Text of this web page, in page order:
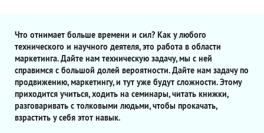
Что отнимает больше времени и сил? Как у любого
технического и научного деятеля, это работа в области
маркетинга. Дайте нам техническую задачу, мы с ней
справимся с большой долей вероятности. Дайте нам задачу по
продвижению, маркетингу, и тут уже будут сложности. Этому
приходится учиться, ходить на семинары, читать книжки,
разговаривать с толковыми людьми, чтобы прокачать,
взрастить у себя этот навык.